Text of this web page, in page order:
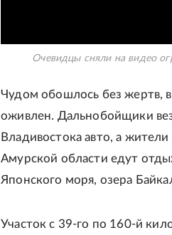
Очевидцы сняли на видео
Чудом обошлось без жертв,
оживлен. Дальнобойщики
Владивостока авто, а
Амурской области едут
Японского моря, озера
Участок с 39-го по 160-й